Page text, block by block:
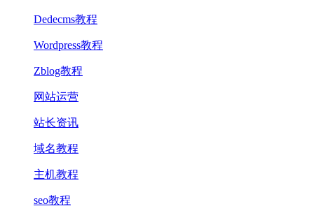
Dedecms教程
Wordpress教程
Zblog教程
网站运营
站长资讯
域名教程
主机教程
seo教程